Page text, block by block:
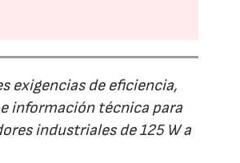
exigencias de eficiencia,
información técnica para
industriales de 125 W a